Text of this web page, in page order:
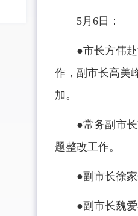
5月6日：
●市长方伟
作，副市长高美
加。
●常务副市
题整改工作。
●副市长徐
●副市长魏